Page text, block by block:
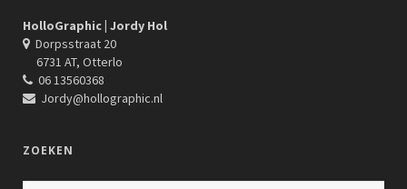
HolloGraphic | Jordy Hol
Dorpsstraat 20
6731 AT, Otterlo
06 13560368
Jordy@hollographic.nl
ZOEKEN